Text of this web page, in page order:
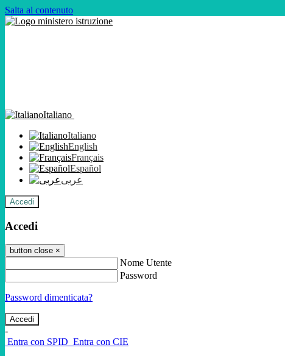
Salta al contenuto
Italiano
Italiano
English
Français
Español
عربى
Accedi
Accedi
button close ×
Nome Utente
Password
Password dimenticata?
-
Entra con SPID Entra con CIE